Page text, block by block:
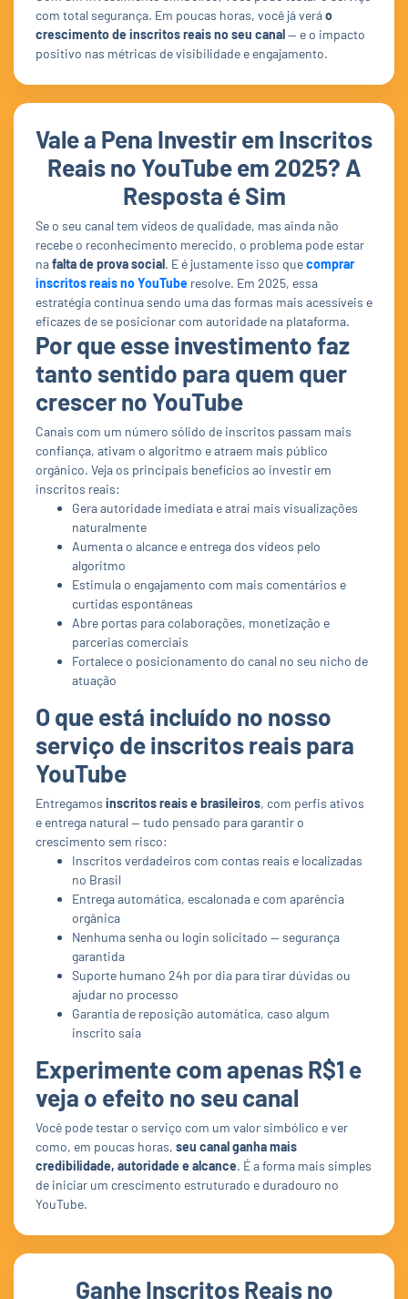
com total segurança. Em poucas horas, você já veráo
crescimento de inscritos reais no seu canal— e o impacto
positivo nas métricas de visibilidade e engajamento.
Vale a Pena Investir em Inscritos
Reais no YouTube em 2025? A
Resposta é Sim
Se o seu canal tem vídeos de qualidade, mas ainda não
recebe o reconhecimento merecido, o problema pode estar
nafalta de prova social. E é justamente isso quecomprar
inscritos reais no YouTube resolve. Em 2025, essa
estratégia continua sendo uma das formas mais acessíveis e
eficazes de se posicionar com autoridade na plataforma.
Por que esse investimento faz
tanto sentido para quem quer
crescer no YouTube
Canais com um número sólido de inscritos passam mais
confiança, ativam o algoritmo e atraem mais público
orgânico. Veja os principais benefícios ao investir em
inscritos reais:
Gera autoridade imediata e atrai mais visualizações
naturalmente
Aumenta o alcance e entrega dos vídeos pelo
algoritmo
Estimula o engajamento com mais comentários e
curtidas espontâneas
Abre portas para colaborações, monetização e
parcerias comerciais
Fortalece o posicionamento do canal no seu nicho de
atuação
O que está incluído no nosso
serviço de inscritos reais para
YouTube
Entregamos inscritos reais e brasileiros, com perfis ativos
e entrega natural — tudo pensado para garantir o
crescimento sem risco:
Inscritos verdadeiros com contas reais e localizadas
no Brasil
Entrega automática, escalonada e com aparência
orgânica
Nenhuma senha ou login solicitado — segurança
garantida
Suporte humano 24h por dia para tirar dúvidas ou
ajudar no processo
Garantia de reposição automática, caso algum
inscrito saia
Experimente com apenas R$1 e
veja o efeito no seu canal
Você pode testar o serviço com um valor simbólico e ver
como, em poucas horas, seu canal ganha mais
credibilidade, autoridade e alcance. É a forma mais simples
de iniciar um crescimento estruturado e duradouro no
YouTube.
Ganhe Inscritos Reais no